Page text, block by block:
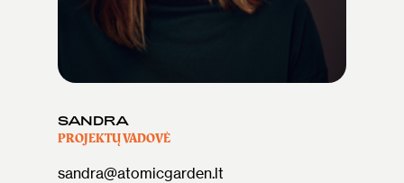
SANDRA
PROJEKTŲ VADOVĖ
sandra@atomicgarden.lt